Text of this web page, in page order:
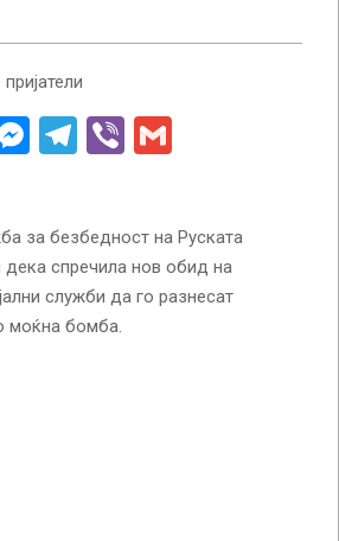
Messenger
Telegram
Viber
за безбедност на Руската
дека спречила нов обид на
служби да го разнесат
моќна бомба.